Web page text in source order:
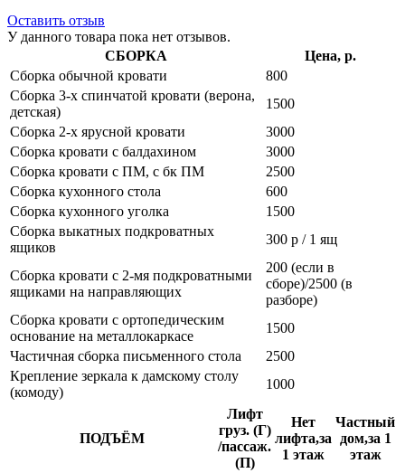
Оставить отзыв
У данного товара пока нет отзывов.
СБОРКА
Цена, р.
Сборка обычной кровати
800
Сборка 3-х спинчатой кровати (верона,
детская)
1500
Сборка 2-х ярусной кровати
3000
Сборка кровати с балдахином
3000
Сборка кровати с ПМ, с бк ПМ
2500
Сборка кухонного стола
600
Сборка кухонного уголка
1500
Сборка выкатных подкроватных
ящиков
300 р / 1 ящ
Сборка кровати с 2-мя подкроватными
ящиками на направляющих
200 (если в
сборе)/2500 (в
разборе)
Сборка кровати с ортопедическим
основание на металлокаркасе
1500
Частичная сборка письменного стола
2500
Крепление зеркала к дамскому столу
(комоду)
1000
ПОДЪЁМ
Лифт
груз. (Г)
/пассаж.
(П)
Нет
лифта,за
1 этаж
Частный
дом,за 1
этаж